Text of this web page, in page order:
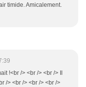
timide. Amicalement.
!<br /> <br /> <br /> Il
/> <br /> <br /> <br />